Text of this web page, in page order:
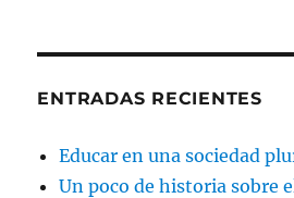
ENTRADAS RECIENTES
Educar en una sociedad
Un poco de historia sobre